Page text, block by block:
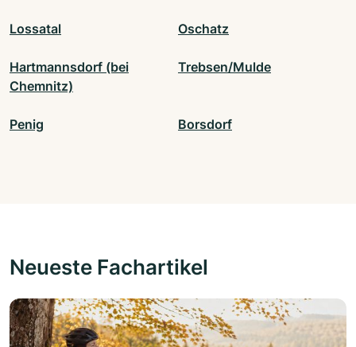
Lossatal Oschatz
Hartmannsdorf (bei
Chemnitz)
Trebsen/Mulde
Penig Borsdorf
Neueste Fachartikel